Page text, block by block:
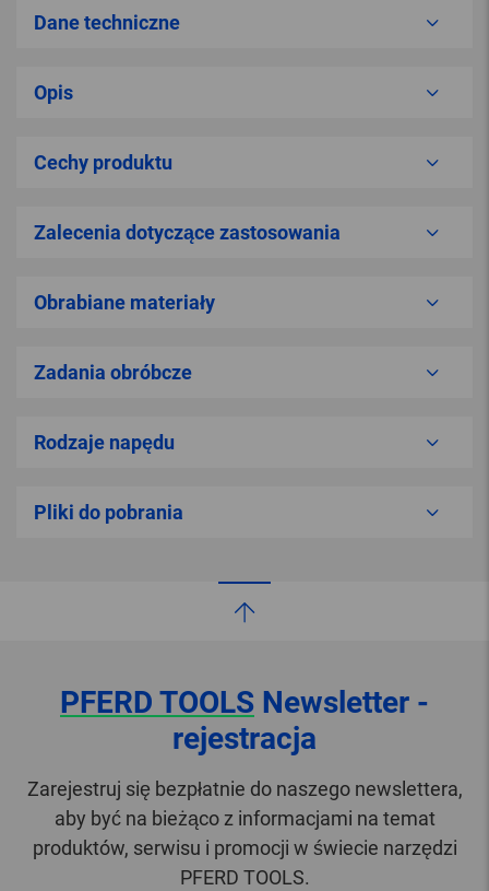
Dane techniczne
Opis
Cechy produktu
Zalecenia dotyczące zastosowania
Obrabiane materiały
Zadania obróbcze
Rodzaje napędu
Pliki do pobrania
PFERD TOOLS Newsletter -
rejestracja
Zarejestruj się bezpłatnie do naszego newslettera,
aby być na bieżąco z informacjami na temat
produktów, serwisu i promocji w świecie narzędzi
PFERD TOOLS.